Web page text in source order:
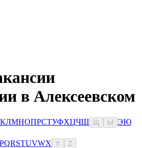
в Алексеевском
КЛМНОПРСТУФХЦЧШ Ы ЭЮ
PQRSTUVWX Y Z